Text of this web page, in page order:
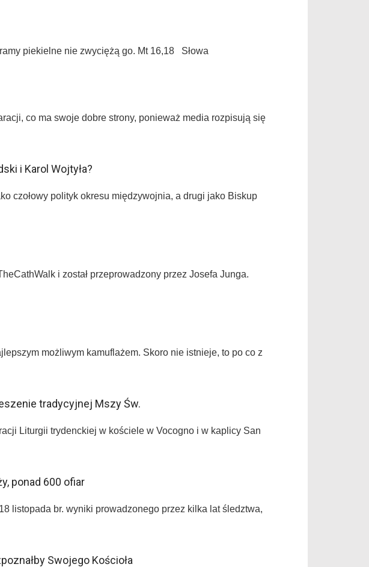
piekielne nie zwyciężą go. Mt 16,18 Słowa
co ma swoje dobre strony, ponieważ media rozpisują się
i Karol Wojtyła?
czołowy polityk okresu międzywojnia, a drugi jako Biskup
i został przeprowadzony przez Josefa Junga.
możliwym kamuflażem. Skoro nie istnieje, to po co z
tradycyjnej Mszy Św.
Liturgii trydenckiej w kościele w Vocogno i w kaplicy San
ponad 600 ofiar
listopada br. wyniki prowadzonego przez kilka lat śledztwa,
Swojego Kościoła